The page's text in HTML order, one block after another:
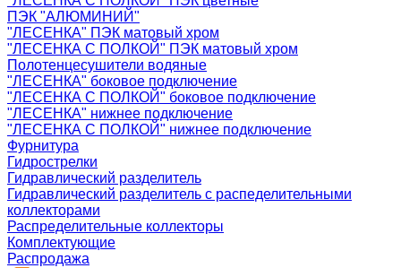
ПЭК "АЛЮМИНИЙ"
"ЛЕСЕНКА" ПЭК матовый хром
"ЛЕСЕНКА С ПОЛКОЙ" ПЭК матовый хром
Полотенцесушители водяные
"ЛЕСЕНКА" боковое подключение
"ЛЕСЕНКА С ПОЛКОЙ" боковое подключение
"ЛЕСЕНКА" нижнее подключение
"ЛЕСЕНКА С ПОЛКОЙ" нижнее подключение
Фурнитура
Гидрострелки
Гидравлический разделитель
Гидравлический разделитель с распеделительными
коллекторами
Распределительные коллекторы
Комплектующие
Распродажа